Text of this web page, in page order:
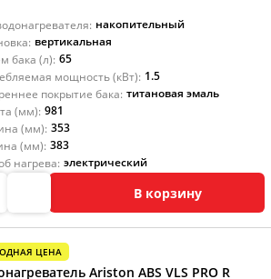
накопительный
вертикальная
бака (л): 65
мощность (кВт): 1.5
покрытие бака: титановая эмаль
(мм): 981
(мм): 353
(мм): 383
нагрева: электрический
В корзину
ЦЕНА
Ariston ABS VLS PRO R